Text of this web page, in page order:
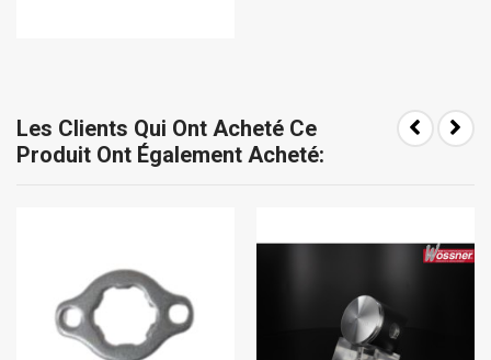
Les Clients Qui Ont Acheté Ce
Produit Ont Également Acheté: